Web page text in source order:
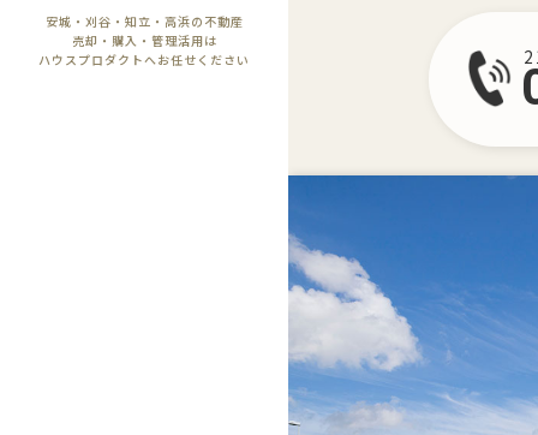
安城・刈谷・知立・高浜の不動産
売却・購入・管理活用は
ハウスプロダクトへお任せください